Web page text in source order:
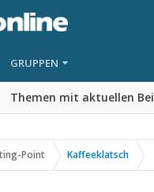
Themen mit aktuellen
GRUPPEN
Point Kaffeeklatsch